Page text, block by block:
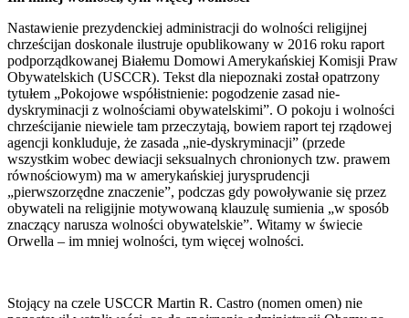
Nastawienie prezydenckiej administracji do wolności religijnej
chrześcijan doskonale ilustruje opublikowany w 2016 roku raport
podporządkowanej Białemu Domowi Amerykańskiej Komisji Praw
Obywatelskich (USCCR). Tekst dla niepoznaki został opatrzony
tytułem „Pokojowe współistnienie: pogodzenie zasad nie-
dyskryminacji z wolnościami obywatelskimi”. O pokoju i wolności
chrześcijanie niewiele tam przeczytają, bowiem raport tej rządowej
agencji konkluduje, że zasada „nie-dyskryminacji” (przede
wszystkim wobec dewiacji seksualnych chronionych tzw. prawem
równościowym) ma w amerykańskiej jurysprudencji
„pierwszorzędne znaczenie”, podczas gdy powoływanie się przez
obywateli na religijnie motywowaną klauzulę sumienia „w sposób
znaczący narusza wolności obywatelskie”. Witamy w świecie
Orwella – im mniej wolności, tym więcej wolności.
Stojący na czele USCCR Martin R. Castro (nomen omen) nie